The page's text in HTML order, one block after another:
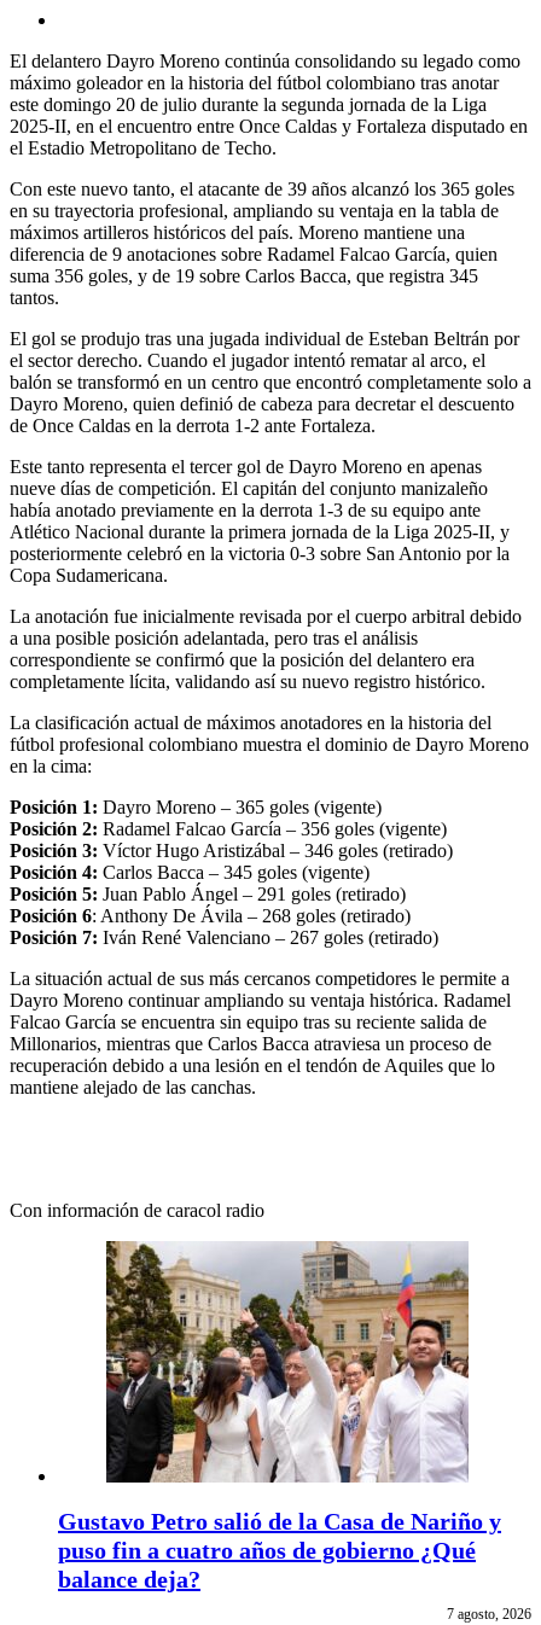
El delantero Dayro Moreno continúa consolidando su legado como
máximo goleador en la historia del fútbol colombiano tras anotar
este domingo 20 de julio durante la segunda jornada de la Liga
2025-II, en el encuentro entre Once Caldas y Fortaleza disputado en
el Estadio Metropolitano de Techo.
Con este nuevo tanto, el atacante de 39 años alcanzó los 365 goles
en su trayectoria profesional, ampliando su ventaja en la tabla de
máximos artilleros históricos del país. Moreno mantiene una
diferencia de 9 anotaciones sobre Radamel Falcao García, quien
suma 356 goles, y de 19 sobre Carlos Bacca, que registra 345
tantos.
El gol se produjo tras una jugada individual de Esteban Beltrán por
el sector derecho. Cuando el jugador intentó rematar al arco, el
balón se transformó en un centro que encontró completamente solo a
Dayro Moreno, quien definió de cabeza para decretar el descuento
de Once Caldas en la derrota 1-2 ante Fortaleza.
Este tanto representa el tercer gol de Dayro Moreno en apenas
nueve días de competición. El capitán del conjunto manizaleño
había anotado previamente en la derrota 1-3 de su equipo ante
Atlético Nacional durante la primera jornada de la Liga 2025-II, y
posteriormente celebró en la victoria 0-3 sobre San Antonio por la
Copa Sudamericana.
La anotación fue inicialmente revisada por el cuerpo arbitral debido
a una posible posición adelantada, pero tras el análisis
correspondiente se confirmó que la posición del delantero era
completamente lícita, validando así su nuevo registro histórico.
La clasificación actual de máximos anotadores en la historia del
fútbol profesional colombiano muestra el dominio de Dayro Moreno
en la cima:
Posición 1: Dayro Moreno – 365 goles (vigente)
Posición 2: Radamel Falcao García – 356 goles (vigente)
Posición 3: Víctor Hugo Aristizábal – 346 goles (retirado)
Posición 4: Carlos Bacca – 345 goles (vigente)
Posición 5: Juan Pablo Ángel – 291 goles (retirado)
Posición 6: Anthony De Ávila – 268 goles (retirado)
Posición 7: Iván René Valenciano – 267 goles (retirado)
La situación actual de sus más cercanos competidores le permite a
Dayro Moreno continuar ampliando su ventaja histórica. Radamel
Falcao García se encuentra sin equipo tras su reciente salida de
Millonarios, mientras que Carlos Bacca atraviesa un proceso de
recuperación debido a una lesión en el tendón de Aquiles que lo
mantiene alejado de las canchas.
Con información de caracol radio
Gustavo Petro salió de la Casa de Nariño y
puso fin a cuatro años de gobierno ¿Qué
balance deja?
7 agosto, 2026